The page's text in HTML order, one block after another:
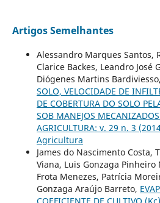
Artigos Semelhantes
Alessandro Marques Santos,
Clarice Backes, Leandro José
Diógenes Martins Bardiviesso,
SOLO, VELOCIDADE DE
DE COBERTURA DO SOLO
SOB MANEJOS MECANIZADOS
AGRICULTURA: v. 29 n. 3
Agricultura
James do Nascimento Costa,
Viana, Luis Gonzaga
Frota Menezes, Patrícia
Gonzaga Araújo Barreto,